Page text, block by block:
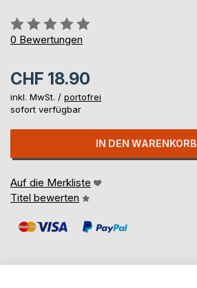
Bewertung::
0%
0 Bewertungen
CHF 18.90
inkl. MwSt. / portofrei
sofort verfügbar
IN DEN WARENKORB
Auf die Merkliste
Titel bewerten